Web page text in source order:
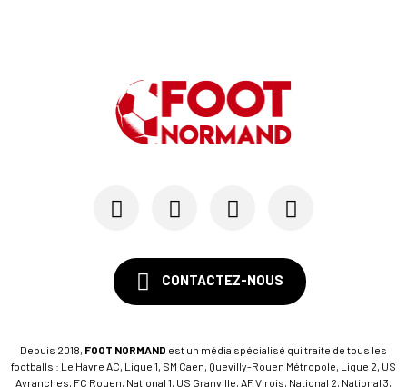
LE HAVRE AC
Emmy Lefèvre et Thomas Rousseau, les « Bézots »...
Après Marseille, les trois scénarios qui mainti...
CONTACTEZ-NOUS
Depuis 2018, FOOT NORMAND est un média spécialisé qui traite de tous les
footballs : Le Havre AC, Ligue 1, SM Caen, Quevilly-Rouen Métropole, Ligue 2, US
Avranches, FC Rouen, National 1, US Granville, AF Virois, National 2, National 3,